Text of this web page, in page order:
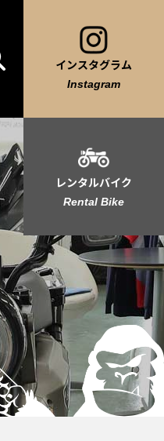
インスタグラム
Instagram
レンタルバイク
Rental Bike